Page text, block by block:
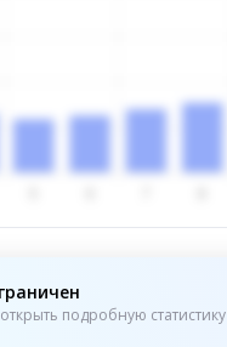
подробную статистику